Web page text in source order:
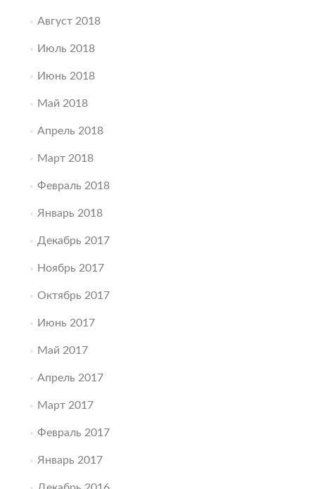
Август 2018
Июль 2018
Июнь 2018
Май 2018
Апрель 2018
Март 2018
Февраль 2018
Январь 2018
Декабрь 2017
Ноябрь 2017
Октябрь 2017
Июнь 2017
Май 2017
Апрель 2017
Март 2017
Февраль 2017
Январь 2017